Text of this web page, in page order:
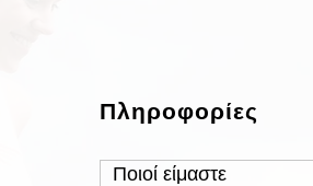
Πληροφορίες
Ποιοί είμαστε